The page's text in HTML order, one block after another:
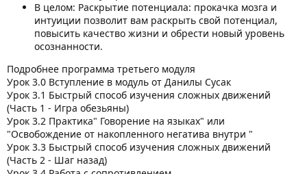
В целом: Раскрытие потенциала: прокачка мозга и
интуиции позволит вам раскрыть свой потенциал,
повысить качество жизни и обрести новый уровень
осознанности.
Подробнее программа третьего модуля
Урок 3.0 Вступление в модуль от Данилы Сусак
Урок 3.1 Быстрый способ изучения сложных движений
(Часть 1 - Игра обезьяны)
Урок 3.2 Практика" Говорение на языках" или
"Освобождение от накопленного негатива внутри "
Урок 3.3 Быстрый способ изучения сложных движений
(Часть 2 - Шаг назад)